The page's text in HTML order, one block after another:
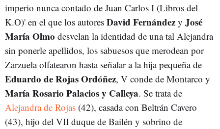
imperio nunca contado de Juan Carlos I (Libros del
K.O)' en el que los autores David Fernández y José
María Olmo desvelan la identidad de una tal Alejandra
sin ponerle apellidos, los sabuesos que merodean por
Zarzuela olfatearon hasta señalar a la hija pequeña de
Eduardo de Rojas Ordóñez, V conde de Montarco y
María Rosario Palacios y Calleya. Se trata de
Alejandra de Rojas (42), casada con Beltrán Cavero
(43), hijo del VII duque de Bailén y sobrino de